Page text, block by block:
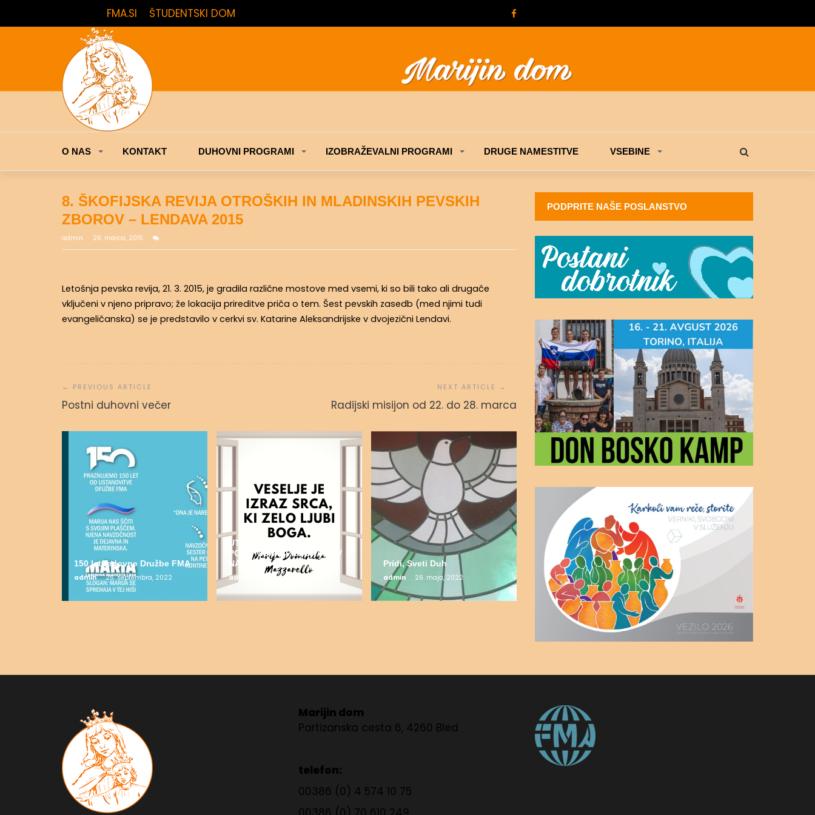
FMA.SI ŠTUDENTSKI DOM
O NAS KONTAKT DUHOVNI PROGRAMI IZOBRAŽEVALNI PROGRAMI DRUGE NAMESTITVE VSEBINE
8. ŠKOFIJSKA REVIJA OTROŠKIH IN MLADINSKIH PEVSKIH
ZBOROV – LENDAVA 2015
admin 26. marca, 2015
Letošnja pevska revija, 21. 3. 2015, je gradila različne mostove med vsemi, ki so bili tako ali drugače
vključeni v njeno pripravo; že lokacija prireditve priča o tem. Šest pevskih zasedb (med njimi tudi
evangeličanska) se je predstavilo v cerkvi sv. Katarine Aleksandrijske v dvojezični Lendavi.
prispevka
Postni duhovni večer Radijski misijon od 22. do 28. marca
150 let redovne Družbe FMA
admin 25. septembra, 2022
UTRINEK DUHOVNO-
POČITNIŠKIH PROGRAMOV
NA BLEDU 2022
admin 19. septembra, 2022
Pridi, Sveti Duh
admin 26. maja, 2022
PODPRITE NAŠE POSLANSTVO
Marijin dom
Partizanska cesta 6, 4260 Bled
telefon:
00386 (0) 4 574 10 75